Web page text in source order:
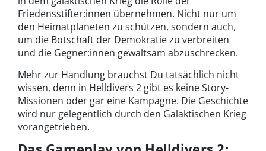
Friedensstifter:innen übernehmen. Nicht nur um
den Heimatplaneten zu schützen, sondern auch,
um die Botschaft der Demokratie zu verbreiten
und die Gegner:innen gewaltsam abzuschrecken.
Mehr zur Handlung brauchst Du tatsächlich nicht
wissen, denn in Helldivers 2 gibt es keine Story-
Missionen oder gar eine Kampagne. Die Geschichte
wird nur gelegentlich durch den Galaktischen Krieg
vorangetrieben.